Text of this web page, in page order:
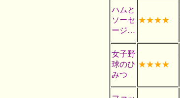
ハムと
ソーセ
ージ…
★★★★
女子野
球のひ
みつ
★★★★